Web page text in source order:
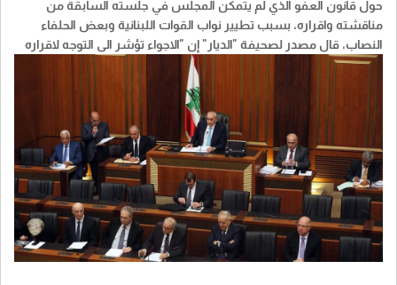
حول قانون العفو الذي لم يتمكن المجلس في جلسته السابقة من
مناقشته واقراره، بسبب تطيير نواب القوات اللبنانية وبعض الحلفاء
النصاب، قال مصدر لصحيفة "الديار" إن "الاجواء تؤشر الى التوجه لاقراره
باكثرية كبيرة، في ضوء ما جرى مؤخرا".